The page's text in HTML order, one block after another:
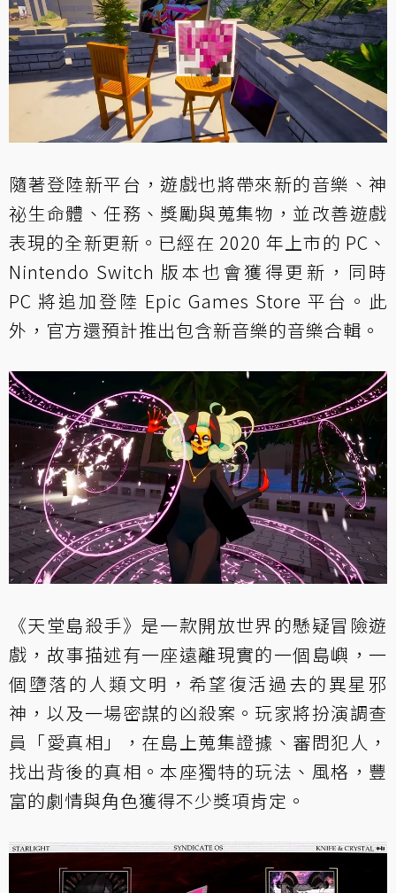
隨著登陸新平台，遊戲也將帶來新的音樂、神
祕生命體、任務、獎勵與蒐集物，並改善遊戲
表現的全新更新。已經在 2020 年上市的 PC、
Nintendo Switch 版本也會獲得更新，同時
PC 將追加登陸 Epic Games Store 平台。此
外，官方還預計推出包含新音樂的音樂合輯。
《天堂島殺手》是一款開放世界的懸疑冒險遊
戲，故事描述有一座遠離現實的一個島嶼，一
個墮落的人類文明，希望復活過去的異星邪
神，以及一場密謀的凶殺案。玩家將扮演調查
員「愛真相」，在島上蒐集證據、審問犯人，
找出背後的真相。本座獨特的玩法、風格，豐
富的劇情與角色獲得不少獎項肯定。